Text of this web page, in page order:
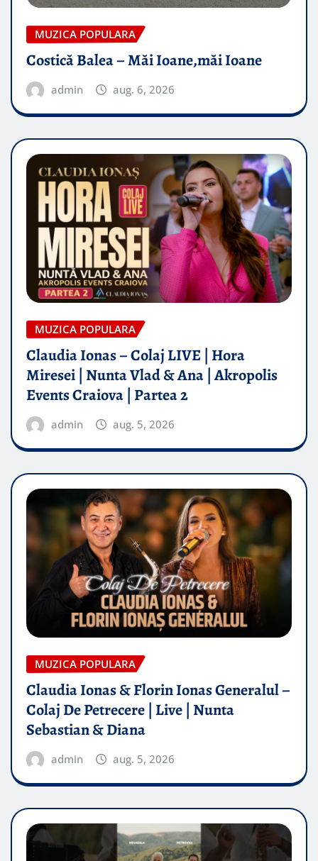
MUZICA POPULARA
Costică Balea – Măi Ioane,măi Ioane
admin aug. 6, 2026
MUZICA POPULARA
Claudia Ionas – Colaj LIVE | Hora
Miresei | Nunta Vlad & Ana | Akropolis
Events Craiova | Partea 2
admin aug. 5, 2026
MUZICA POPULARA
Claudia Ionas & Florin Ionas Generalul –
Colaj De Petrecere | Live | Nunta
Sebastian & Diana
admin aug. 5, 2026